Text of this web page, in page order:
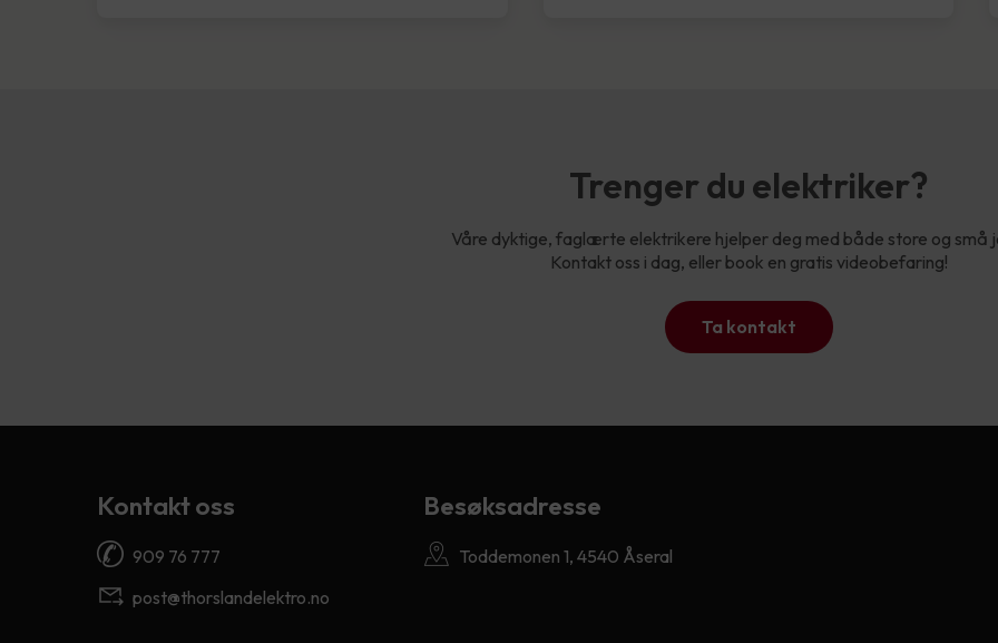
Trenger du elektriker?
Våre dyktige, faglærte elektrikere hjelper deg med både store og små
Kontakt oss i dag, eller book en gratis videobefaring!
Ta kontakt
Kontakt oss
909 76 777
post@thorslandelektro.no
Besøksadresse
Toddemonen 1, 4540 Åseral